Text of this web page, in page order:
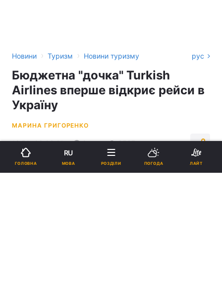
Новини › Туризм › Новини туризму рус
Бюджетна "дочка" Turkish
Airlines вперше відкриє рейси в
Україну
МАРИНА ГРИГОРЕНКО
12:50, 03.03.21 2 хв. 3537
Підпишіться на нас в Google
ГОЛОВНА
RU
МОВА РОЗДІЛИ ПОГОДА ЛАЙТ